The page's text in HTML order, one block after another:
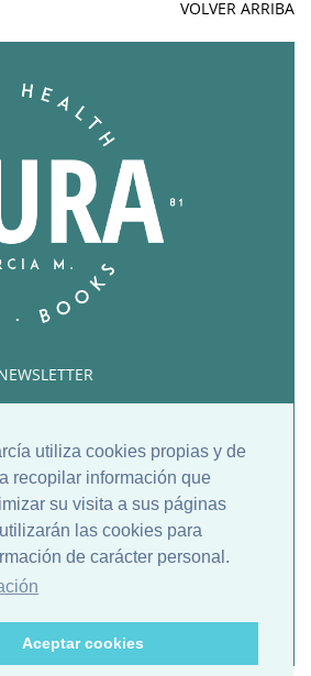
utiliza cookies propias y de
recopilar información que
su visita a sus páginas
las cookies para
de carácter personal.
Aceptar cookies
VOLVER ARRIBA